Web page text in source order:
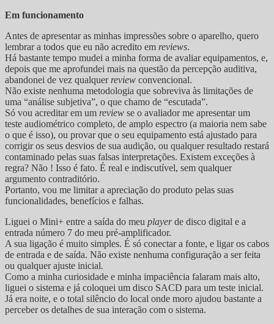
Em funcionamento
Antes de apresentar as minhas impressões sobre o aparelho, quero
lembrar a todos que eu não acredito em reviews.
Há bastante tempo mudei a minha forma de avaliar equipamentos, e,
depois que me aprofundei mais na questão da percepção auditiva,
abandonei de vez qualquer review convencional.
Não existe nenhuma metodologia que sobreviva às limitações de
uma “análise subjetiva”, o que chamo de “escutada”.
Só vou acreditar em um review se o avaliador me apresentar um
teste audiométrico completo, de amplo espectro (a maioria nem sabe
o que é isso), ou provar que o seu equipamento está ajustado para
corrigir os seus desvios de sua audição, ou qualquer resultado restará
contaminado pelas suas falsas interpretações. Existem exceções à
regra? Não ! Isso é fato. É real e indiscutível, sem qualquer
argumento contraditório.
Portanto, vou me limitar a apreciação do produto pelas suas
funcionalidades, benefícios e falhas.
Liguei o Mini+ entre a saída do meu playerde disco digital e a
entrada número 7 do meu pré-amplificador.
A sua ligação é muito simples. É só conectar a fonte, e ligar os cabos
de entrada e de saída. Não existe nenhuma configuração a ser feita
ou qualquer ajuste inicial.
Como a minha curiosidade e minha impaciência falaram mais alto,
liguei o sistema e já coloquei um disco SACD para um teste inicial.
Já era noite, e o total silêncio do local onde moro ajudou bastante a
perceber os detalhes de sua interação com o sistema.